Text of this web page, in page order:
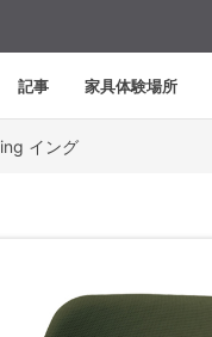
記事 家具体験場所
ing イング